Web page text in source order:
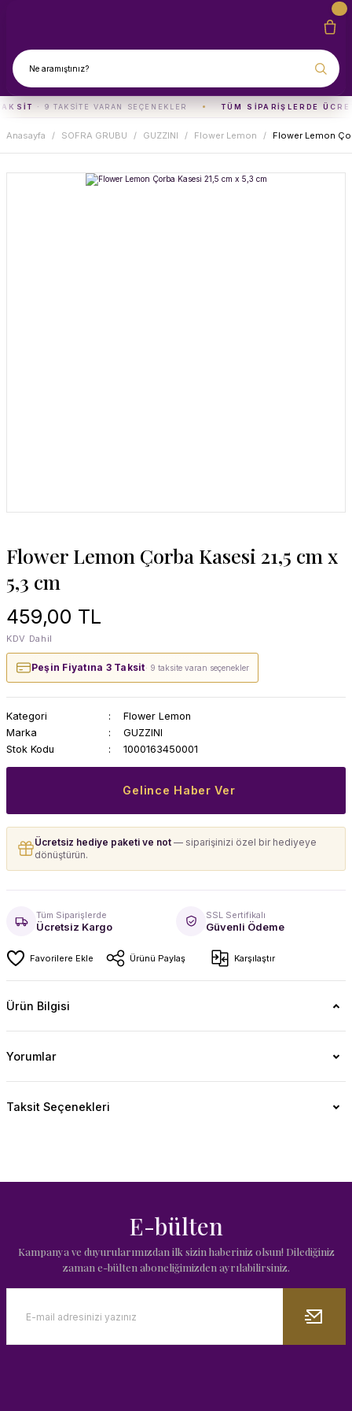
· 9 TAKSITE VARAN SEÇENEKLER TÜM SIPARIŞLERDE
Anasayfa SOFRA GRUBU GUZZINI Flower Lemon Flower Lemon
Flower Lemon Çorba Kasesi 21,5 cm x
5,3 cm
459,00 TL
KDV Dahil
Peşin Fiyatına 3 Taksit· 9 taksite varan seçenekler
Kategori
Flower Lemon
Marka
GUZZINI
Stok Kodu
1000163450001
Gelince Haber Ver
Ücretsiz hediye paketi ve not — siparişinizi özel bir hediyeye
dönüştürün.
Tüm Siparişlerde
Ücretsiz Kargo
SSL Sertifikalı
Güvenli Ödeme
Ürünü Paylaş Karşılaştır
Ürün Bilgisi
Yorumlar
Taksit Seçenekleri
E-bülten
Kampanya ve duyurularımızdan ilk sizin haberiniz olsun! Dilediğiniz
zaman e-bülten aboneliğimizden ayrılabilirsiniz.